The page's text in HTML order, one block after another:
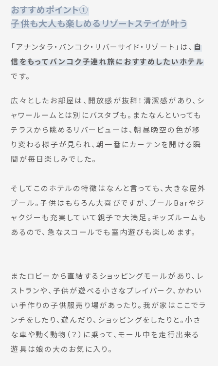
おすすめポイント①
子供も大人も楽しめるリゾートステイが叶う
「アナンタラ・バンコク・リバーサイド・リゾート」は、 自
信をもってバンコク子連れ旅におすすめしたいホテル
です。
広々としたお部屋は、開放感が抜群！清潔感があり、シ
ャワールームとは別にバスタブも。またなんといっても
テラスから眺めるリバービューは、朝昼晩空の色が移
り変わる様子が見られ、朝一番にカーテンを開ける瞬
間が毎日楽しみでした。
そしてこのホテルの特徴はなんと言っても、大きな屋外
プール。子供はもちろん大喜びですが、プールBarやジ
ャクジーも充実していて親子で大満足。キッズルームも
あるので、急なスコールでも室内遊びも楽しめます。
またロビーから直結するショッピングモールがあり、レ
ストランや、子供が遊べる小さなプレイパーク、かわい
い手作りの子供服売り場があったり。我が家はここでラ
ンチをしたり、遊んだり、ショッピングをしたりと。小さ
な車や動く動物（？）に乗って、モール中を走行出来る
遊具は娘の大のお気に入り。